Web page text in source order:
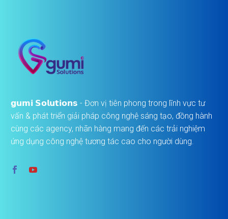
𝗴𝘂𝗺𝗶 𝗦𝗼𝗹𝘂𝘁𝗶𝗼𝗻𝘀 - Đơn vị tiên phong trong lĩnh vực tư
vấn & phát triển giải pháp công nghệ sáng tạo, đồng hành
cùng các agency, nhãn hàng mang đến các trải nghiệm
ứng dụng công nghệ tương tác cao cho người dùng.